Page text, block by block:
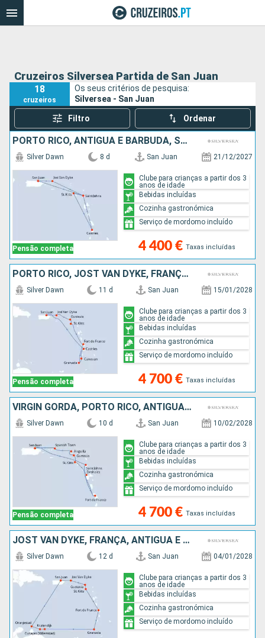
Cruzeiros Silversea Partida de San Juan
18
cruzeiros
Os seus critérios de pesquisa:
Silversea - San Juan
Filtro Ordenar
PORTO RICO, ANTÍGUA E BARBUDA, SANTA LÚCIA, JOST VAN DYKE
Pensão completa
Silver Dawn 8 d San Juan 21/12/2027
4 400 € Taxas incluídas
Clube para crianças a partir dos 3
anos de idade
Bebidas incluídas
Cozinha gastronómica
Serviço de mordomo incluído
PORTO RICO, JOST VAN DYKE, FRANÇA, ANTÍGUA E BARBUDA, MARTINICA, GRENADA, ST VINCENT E GRENADINES, SANTA LÚCIA
Pensão completa
Silver Dawn 11 d San Juan 15/01/2028
4 700 € Taxas incluídas
Clube para crianças a partir dos 3
anos de idade
Bebidas incluídas
Cozinha gastronómica
Serviço de mordomo incluído
VIRGIN GORDA, PORTO RICO, ANTÍGUA E BARBUDA, FRANÇA, MARTINICA, ANGUILHAS
Pensão completa
Silver Dawn 10 d San Juan 10/02/2028
4 700 € Taxas incluídas
Clube para crianças a partir dos 3
anos de idade
Bebidas incluídas
Cozinha gastronómica
Serviço de mordomo incluído
JOST VAN DYKE, FRANÇA, ANTÍGUA E BARBUDA, MARTINICA, GRENADA, BONAIRE, ARUBA, PORTO RICO
Silver Dawn 12 d San Juan 04/01/2028
Clube para crianças a partir dos 3
anos de idade
Bebidas incluídas
Cozinha gastronómica
Serviço de mordomo incluído